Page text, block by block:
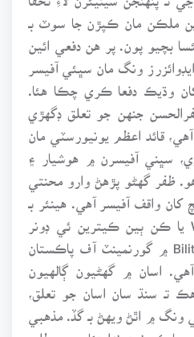
ملڪن مان ڪپڙن جا سوٽ بـ
بچيو پون. پر هن دفعي ائين
ونگ مان سڀئي آفيسر
وڌيڪ دفعا ڪري چڪا هئا.
جنهن جو تعلق ڊگهڙي
قائد اعظم يونيورسٽي مان
سڀني آفيسرن ۾ هوشيار ۽
ظفر گهڻو پڙهڻ وارو محنتي
کان واقف آفيسر آهي. هينئر بـ
اڪثر، World Bank ,IMF يا ڪن ٻين ڪيترين ئي ڊونر
ايجنسين سان Biliteral Talks ۾ گورنمينٽ آف پاڪستان
اسان ۾ گهڻيون ڳالهيون
تـ سنڌ سان اسان جو تعلق،
ونگ ۾ اٿڻ ويهڻ بـ گڏ. مذهبي
جا ڪو نـ هوندا هئاسين. مطلب